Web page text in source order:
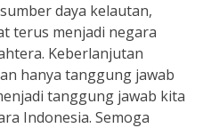
daya kelautan,
terus menjadi negara
Keberlanjutan
hanya tanggung jawab
tanggung jawab kita
Indonesia. Semoga